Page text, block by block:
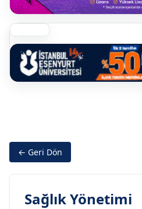
← Geri Dön
Sağlık Yönetimi